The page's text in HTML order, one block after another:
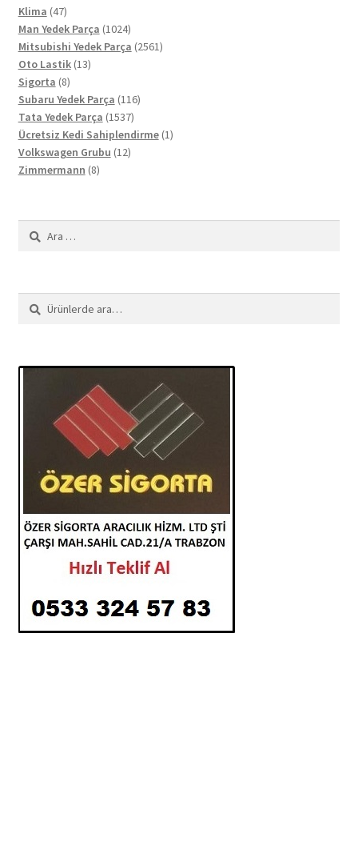
Klima 4747
ürün
Man Yedek Parça 10241024
ürün
Mitsubishi Yedek Parça 25612561
Oto Lastik 1313
Sigorta 88
ürün
Subaru Yedek Parça 116116
Tata Yedek Parça 15371537
ürün
Ücretsiz Kedi Sahiplendirme 11
Volkswagen Grubu 1212
Zimmermann 88
Arama:
Ara:
Ara